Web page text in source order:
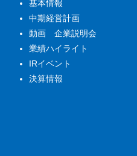
基本情報
中期経営計画
動画 企業説明会
業績ハイライト
IRイベント
決算情報